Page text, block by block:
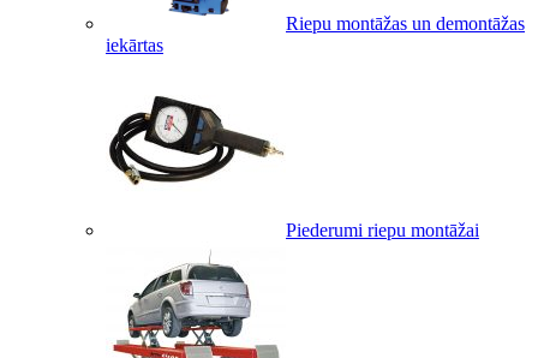
Riepu montāžas un demontāžas
iekārtas
Piederumi riepu montāžai